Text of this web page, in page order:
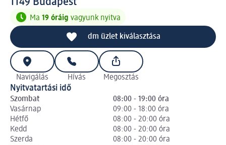
1149 Budapest
Ma 19 óráig vagyunk nyitva
dm üzlet kiválasztása
Navigálás Hívás Megosztás
Nyitvatartási idő
Szombat
08:00 - 19:00 óra
Vasárnap
09:00 - 18:00 óra
Hétfő
08:00 - 20:00 óra
Kedd
08:00 - 20:00 óra
Szerda
08:00 - 20:00 óra